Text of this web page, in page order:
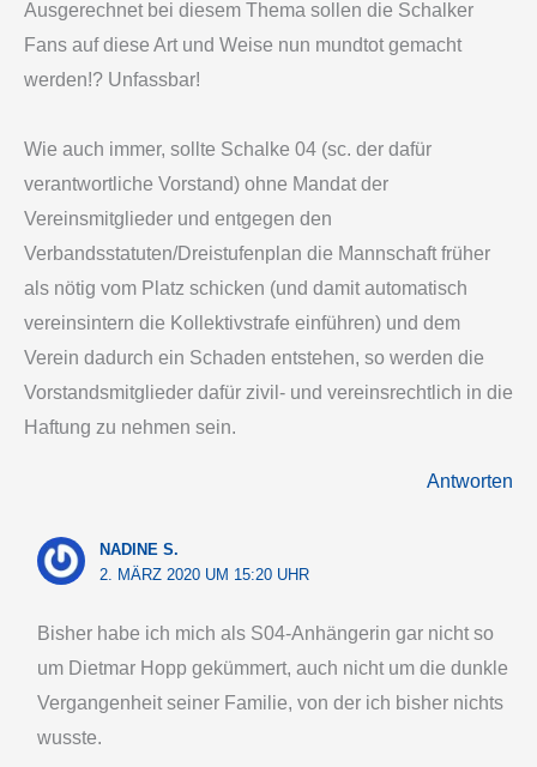
Ausgerechnet bei diesem Thema sollen die Schalker
Fans auf diese Art und Weise nun mundtot gemacht
werden!? Unfassbar!
Wie auch immer, sollte Schalke 04 (sc. der dafür
verantwortliche Vorstand) ohne Mandat der
Vereinsmitglieder und entgegen den
Verbandsstatuten/Dreistufenplan die Mannschaft früher
als nötig vom Platz schicken (und damit automatisch
vereinsintern die Kollektivstrafe einführen) und dem
Verein dadurch ein Schaden entstehen, so werden die
Vorstandsmitglieder dafür zivil- und vereinsrechtlich in die
Haftung zu nehmen sein.
Antworten
NADINE S.
2. MÄRZ 2020 UM 15:20 UHR
Bisher habe ich mich als S04-Anhängerin gar nicht so
um Dietmar Hopp gekümmert, auch nicht um die dunkle
Vergangenheit seiner Familie, von der ich bisher nichts
wusste.